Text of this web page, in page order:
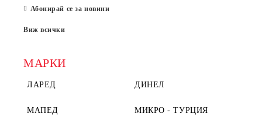
Абонирай се за новини
Виж всички
МАРКИ
ЛАРЕД ДИНЕЛ
МАПЕД МИКРО - ТУРЦИЯ